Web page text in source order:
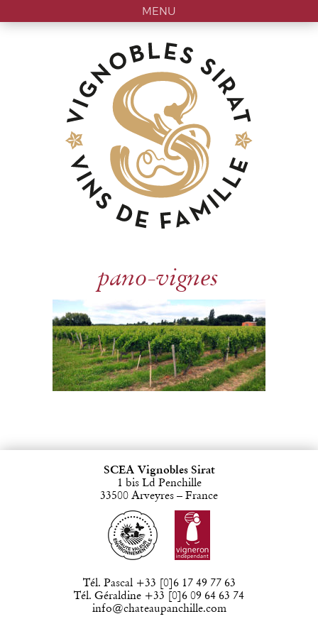
MENU
pano-vignes
SCEA Vignobles Sirat
1 bis Ld Penchille
33500 Arveyres – France
Tél. Pascal +33 [0]6 17 49 77 63
Tél. Géraldine +33 [0]6 09 64 63 74
info@chateaupanchille.com